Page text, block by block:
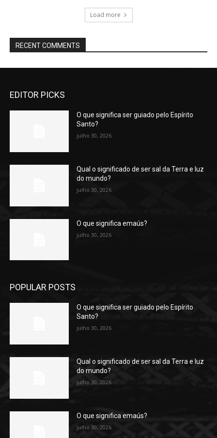
Load more
RECENT COMMENTS
EDITOR PICKS
O que significa ser guiado pelo Espírito
Santo?
julho 30, 2026
Qual o significado de ser sal da Terra e luz
do mundo?
julho 30, 2026
O que significa emaús?
julho 30, 2026
POPULAR POSTS
O que significa ser guiado pelo Espírito
Santo?
julho 30, 2026
Qual o significado de ser sal da Terra e luz
do mundo?
julho 30, 2026
O que significa emaús?
julho 30, 2026